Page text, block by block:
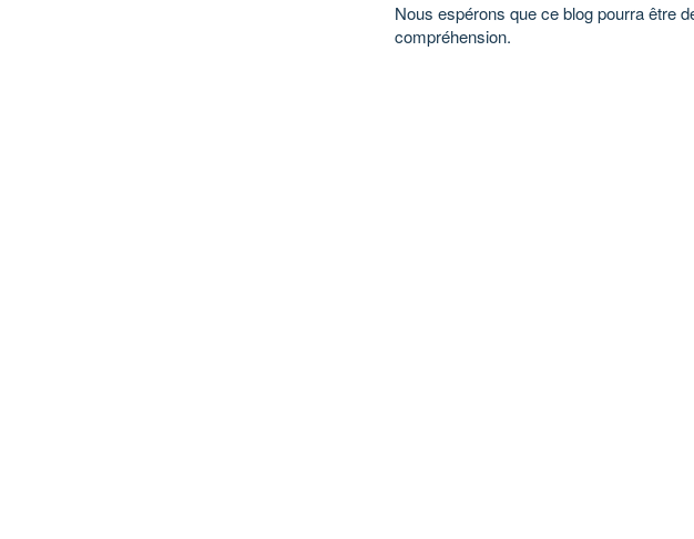
Nous espérons que ce blog pourra être
compréhension.